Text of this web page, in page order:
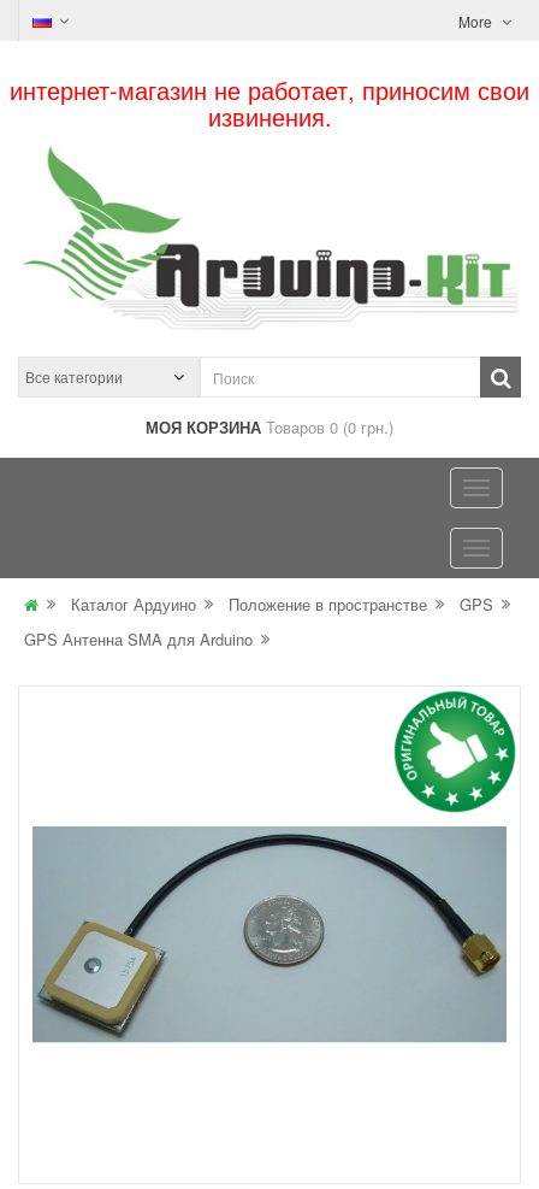
More
интернет-магазин не работает, приносим свои
извинения.
МОЯ КОРЗИНА Товаров 0 (0 грн.)
Каталог Ардуино Положение в пространстве
GPS
GPS Антенна SMA для Arduino